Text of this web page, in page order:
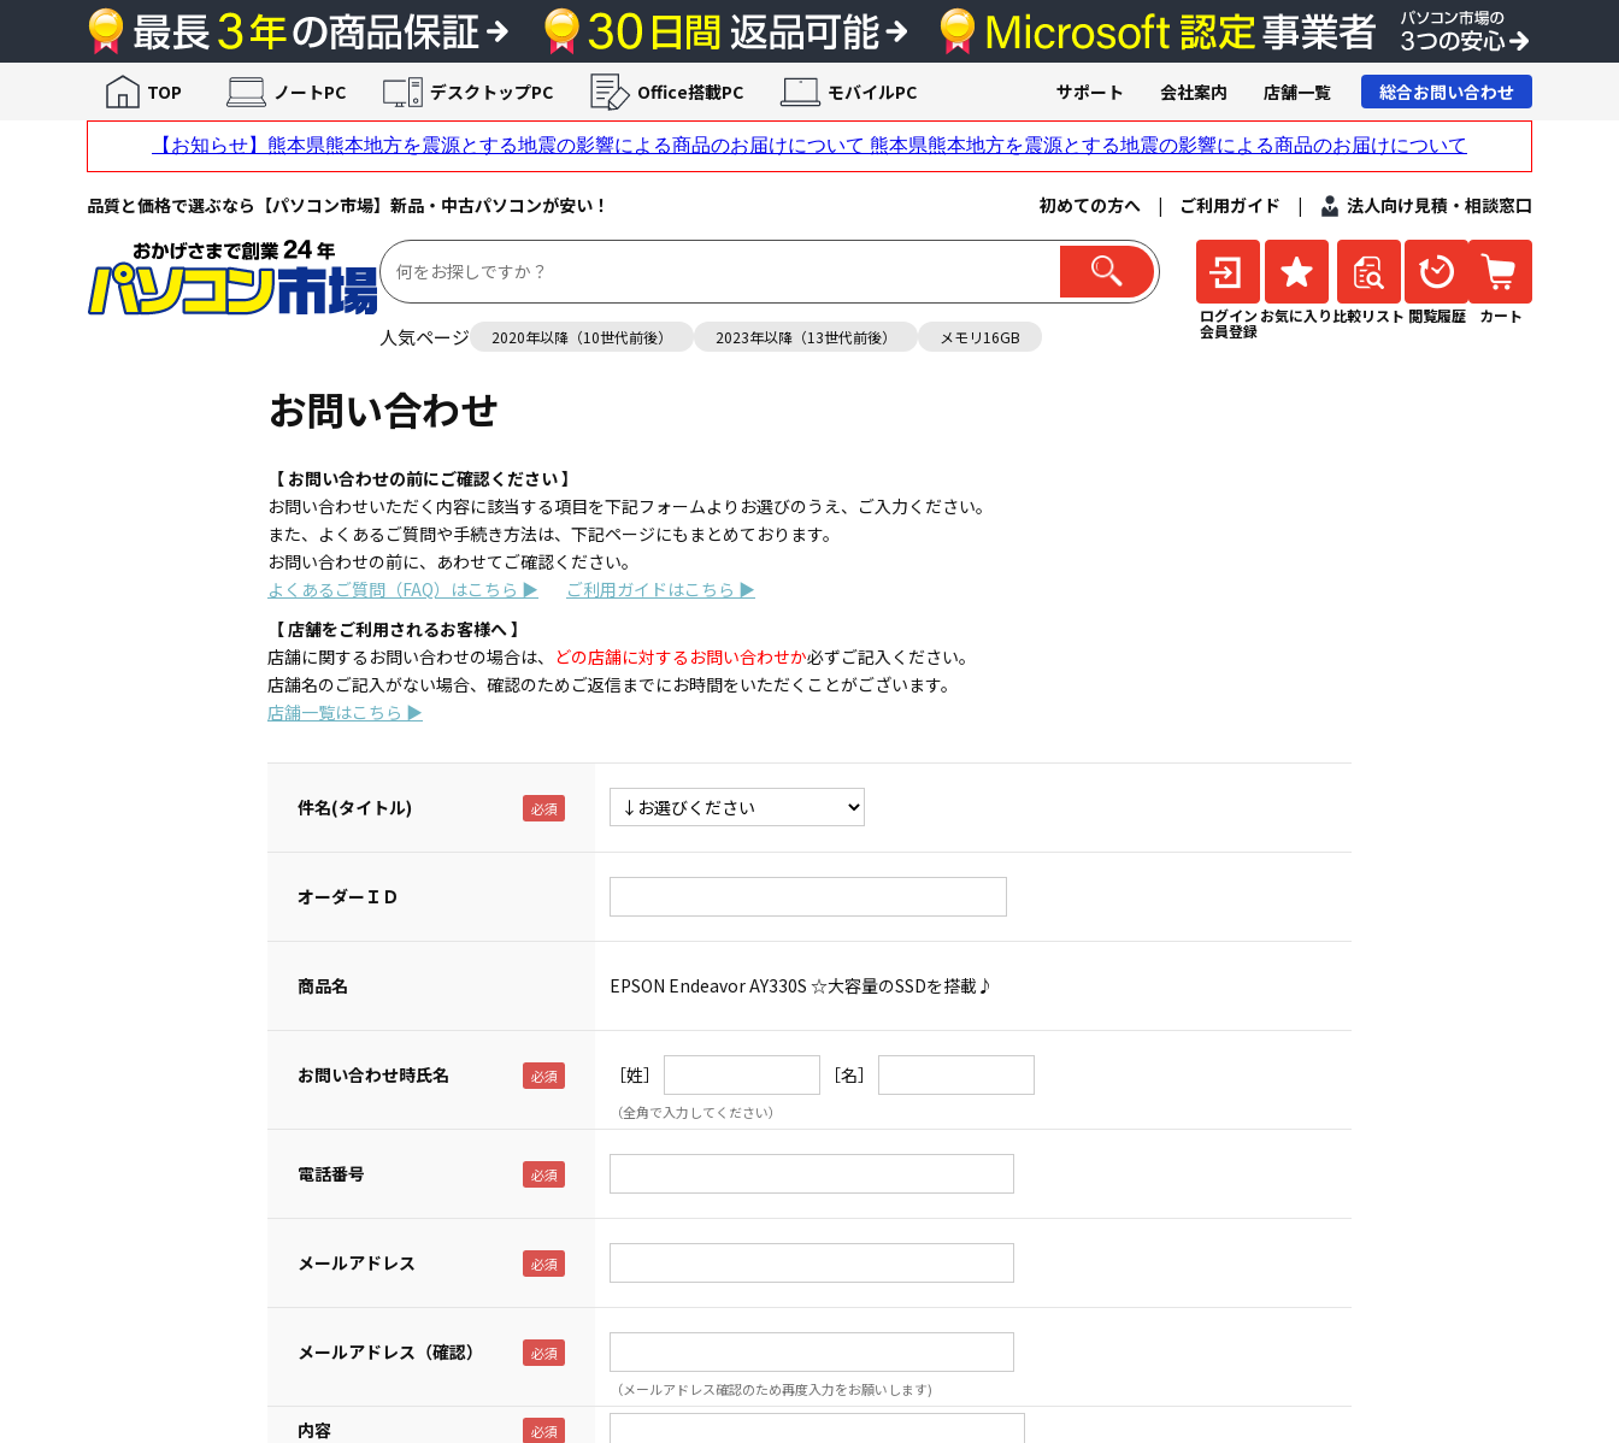
品質と価格で選ぶなら【パソコン市場】新品・中古パソコンが安い！ 初めての方へ | ご利用ガイド | 法人向け見積・相談窓口
人気ページ 2020年以降（10世代前後） 2023年以降（13世代前後） メモリ16GB
ログイン
会員登録
お気に入り 比較リスト 閲覧履歴 カート
TOP ノートPC デスクトップPC Office搭載PC モバイルPC サポート 会社案内 店舗一覧 総合お問い合わせ
お問い合わせ
【 お問い合わせの前にご確認ください 】
お問い合わせいただく内容に該当する項目を下記フォームよりお選びのうえ、ご入力ください。
また、よくあるご質問や手続き方法は、下記ページにもまとめております。
お問い合わせの前に、あわせてご確認ください。
よくあるご質問（FAQ）はこちら ▶
ご利用ガイドはこちら ▶
【 店舗をご利用されるお客様へ 】
店舗に関するお問い合わせの場合は、 どの店舗に対するお問い合わせか必ずご記入ください。
店舗名のご記入がない場合、確認のためご返信までにお時間をいただくことがございます。
店舗一覧はこちら ▶
件名(タイトル)
オーダーＩＤ
商品名 EPSON Endeavor AY330S ☆大容量のSSDを搭載♪
お問い合わせ時氏名 ［姓］ ［名］
（全角で入力してください）
電話番号
メールアドレス
メールアドレス（確認）
（メールアドレス確認のため再度入力をお願いします)
内容